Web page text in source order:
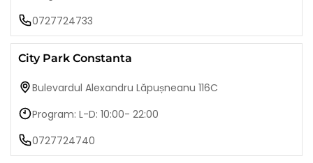
0727724733
City Park Constanta
Bulevardul Alexandru Lăpușneanu 116C
Program: L-D: 10:00- 22:00
0727724740